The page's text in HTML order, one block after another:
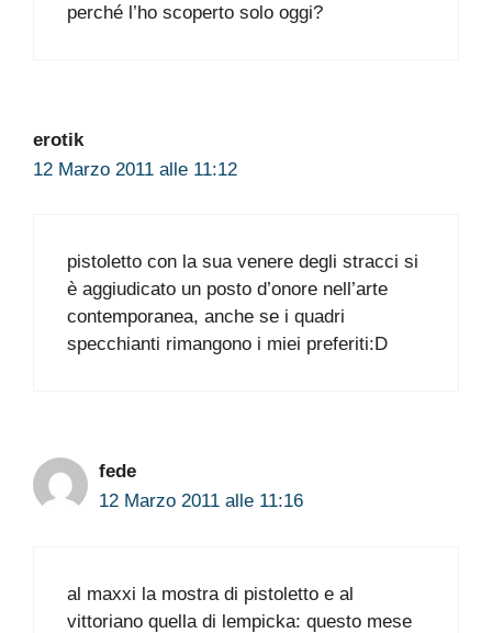
perché l’ho scoperto solo oggi?
erotik
12 Marzo 2011 alle 11:12
pistoletto con la sua venere degli stracci si
è aggiudicato un posto d’onore nell’arte
contemporanea, anche se i quadri
specchianti rimangono i miei preferiti:D
fede
12 Marzo 2011 alle 11:16
al maxxi la mostra di pistoletto e al
vittoriano quella di lempicka: questo mese